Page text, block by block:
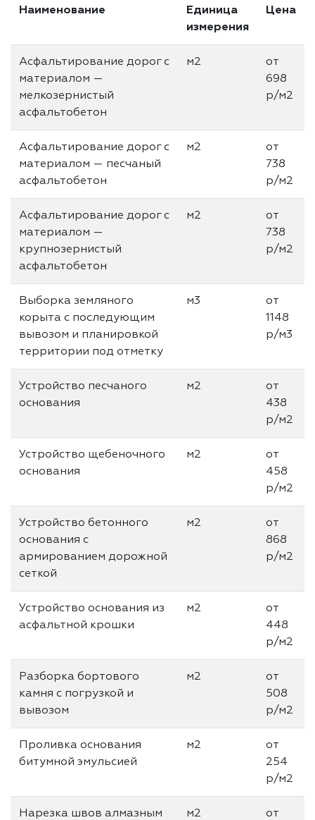
Наименование
Единица
измерения
Цена
Асфальтирование дорог с
материалом —
мелкозернистый
асфальтобетон
м2
от
698
р/м2
Асфальтирование дорог с
материалом — песчаный
асфальтобетон
м2
от
738
р/м2
Асфальтирование дорог с
материалом —
крупнозерниcтый
асфальтобетон
м2
от
738
р/м2
Выборка земляного
корыта с последующим
вывозом и планировкой
территории под отметку
м3
от
1148
р/м3
Устройство песчаного
основания
м2
от
438
р/м2
Устройство щебеночного
основания
м2
от
458
р/м2
Устройство бетонного
основания с
армированием дорожной
сеткой
м2
от
868
р/м2
Устройство основания из
асфальтной крошки
м2
от
448
р/м2
Разборка бортового
камня с погрузкой и
вывозом
м2
от
508
р/м2
Проливка основания
битумной эмульсией
м2
от
254
р/м2
Нарезка швов алмазным
м2
от